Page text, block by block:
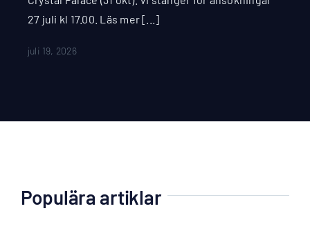
27 juli kl 17.00. Läs mer [...]
juli 19, 2026
Populära artiklar